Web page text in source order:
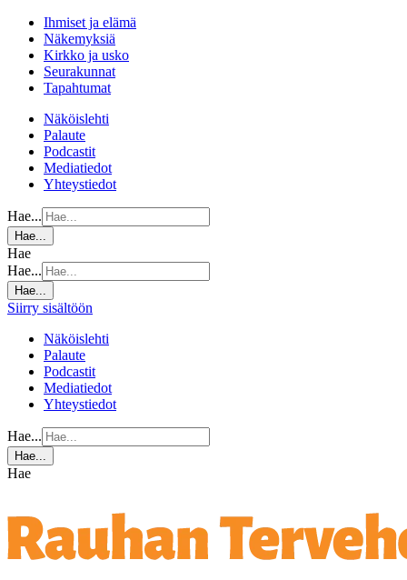
Ihmiset ja elämä
Näkemyksiä
Kirkko ja usko
Seurakunnat
Tapahtumat
Näköislehti
Palaute
Podcastit
Mediatiedot
Yhteystiedot
Hae...
Hae...
Hae
Hae...
Hae...
Siirry sisältöön
Näköislehti
Palaute
Podcastit
Mediatiedot
Yhteystiedot
Hae...
Hae...
Hae